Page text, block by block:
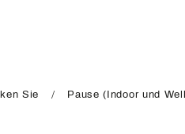
Sie Pause (Indoor und